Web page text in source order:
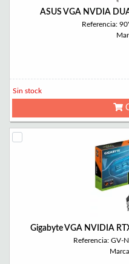
ASUS VGA NVDIA
Referencia:
Sin stock
Gigabyte VGA NVIDIA
Referencia: GV-